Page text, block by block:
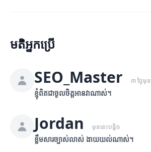
មតិអ្នកប្រើ
SEO_Master ៣ ថ្ងៃមុន
ខ្ញុំពិតជាចូលចិត្តអានវាណាស់។
Jordan មុននេះបន្តិច
ខ្លឹមសារច្បាស់លាស់ ងាយយល់ណាស់។